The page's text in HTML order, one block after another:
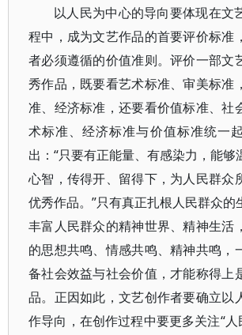
以人民为中心的导向要体现在文
程中，成为文艺作品的首要评价标准
者必须遵循的价值准则。评价一部文
秀作品，既要看艺术标准、审美标准
准、经济标准，还要看价值标准、社
术标准、经济标准与价值标准统一
出：“只要有正能量、有感染力，能够
心智，传得开、留得下，为人民群众
优秀作品。”只有真正扎根人民群众的
丰富人民群众的精神世界、精神生活
的思想共鸣、情感共鸣、精神共鸣，
备社会效益与社会价值，才能称得上
品。正因如此，文艺创作者要确立以
作导向，在创作过程中要更多关注“人